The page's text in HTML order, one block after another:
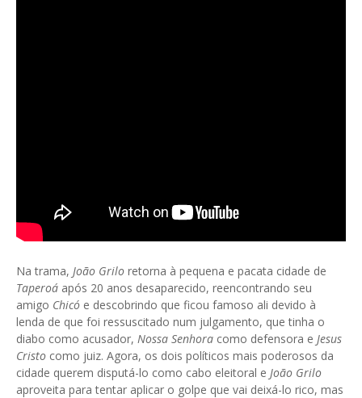
Na trama, João Grilo retorna à pequena e pacata cidade de
Taperoá após 20 anos desaparecido, reencontrando seu
amigo Chicó e descobrindo que ficou famoso ali devido à
lenda de que foi ressuscitado num julgamento, que tinha o
diabo como acusador, Nossa Senhora como defensora e Jesus
Cristo como juiz. Agora, os dois políticos mais poderosos da
cidade querem disputá-lo como cabo eleitoral e João Grilo
aproveita para tentar aplicar o golpe que vai deixá-lo rico, mas